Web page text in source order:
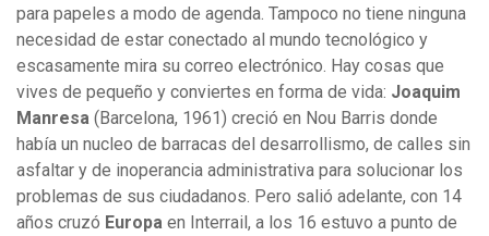
para papeles a modo de agenda. Tampoco no tiene ninguna
necesidad de estar conectado al mundo tecnológico y
escasamente mira su correo electrónico. Hay cosas que
vives de pequeño y conviertes en forma de vida: Joaquim
Manresa (Barcelona, 1961) creció en Nou Barris donde
había un nucleo de barracas del desarrollismo, de calles sin
asfaltar y de inoperancia administrativa para solucionar los
problemas de sus ciudadanos. Pero salió adelante, con 14
años cruzó Europa en Interrail, a los 16 estuvo a punto de